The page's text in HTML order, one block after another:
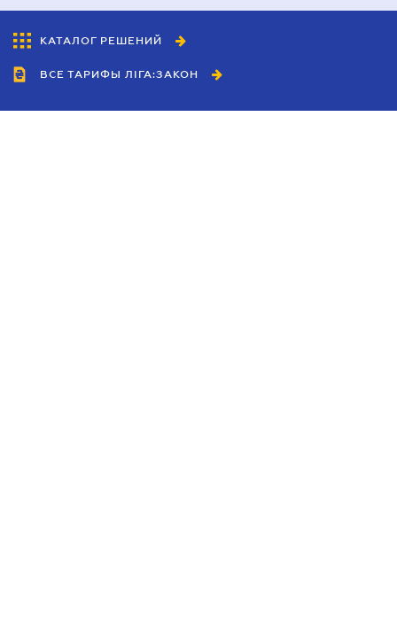
КАТАЛОГ РЕШЕНИЙ
ВСЕ ТАРИФЫ ЛІГА:ЗАКОН